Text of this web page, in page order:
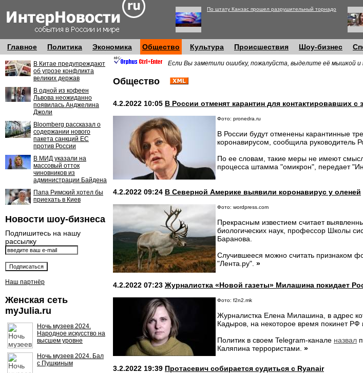
По штату Канзас прошел разрушительный торнадо
Главное Политика Экономика Общество Культура Происшествия Шоу-бизнес
В Китае предупреждают
об угрозе конфликта
великих держав
В одной из кофеен
Львова неожиданно
появилась Анджелина
Джоли
Bloomberg рассказал о
содержании нового
пакета санкций ЕС
против России
В МИД указали на
массовый отток
чиновников из
администрации Байдена
Папа Римский хотел бы
приехать в Киев
Новости шоу-бизнеса
Подпишитесь на нашу
рассылку
Наш партнёр
Женская сеть
myJulia.ru
Ночь музеев 2024.
Народное искусство на
высшем уровне
Ночь музеев 2024. Бал
с Пушкиным
Если Вы заметили ошибку, пожалуйста, выделите её мышкой и
Общество
4.2.2022 10:05 В России отменят карантин для контактировавших с
Фото: pronedra.ru
В России будут отменены карантинные
коронавирусом, сообщила руководитель
По ее словам, такие меры не имеют
процесса штамма "омикрон", передает
4.2.2022 09:24 В Северной Америке выявили коронавирус у оленей
Фото: wordpress.com
Прекрасным известием считает
биологических наук, профессор Школы
Баранова.
Случившееся можно считать признаком
"Лента.ру". »
4.2.2022 07:23 Журналистка «Новой газеты» Милашина покидает
Фото: f2n2.mk
Журналистка Елена Милашина, в адрес
Кадыров, на некоторое время покинет РФ
Политик в своем Telegram-канале назвал
Каляпина террористами. »
3.2.2022 19:39 Протасевич собирается судиться с Ryanair